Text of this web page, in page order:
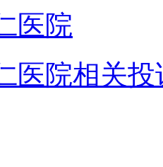
医院
医院相关投